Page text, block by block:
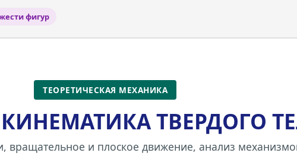
фигур
ТЕОРЕТИЧЕСКАЯ МЕХАНИКА
ТВЕРДОГО
вращательное и плоское движение, анализ